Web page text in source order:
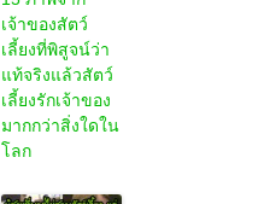
เจ้าของสัตว์
เลี้ยงที่พิสูจน์ว่า
แท้จริงแล้วสัตว์
เลี้ยงรักเจ้าของ
มากกว่าสิ่งใดใน
โลก